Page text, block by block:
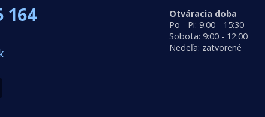
164
Otváracia doba
Po - Pi: 9:00 - 15:30
Sobota: 9:00 - 12:00
Nedeľa: zatvorené